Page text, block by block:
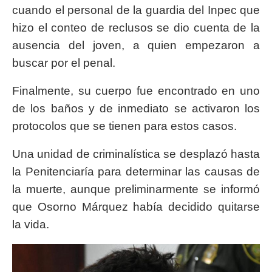
cuando el personal de la guardia del Inpec que
hizo el conteo de reclusos se dio cuenta de la
ausencia del joven, a quien empezaron a
buscar por el penal.
Finalmente, su cuerpo fue encontrado en uno
de los baños y de inmediato se activaron los
protocolos que se tienen para estos casos.
Una unidad de criminalística se desplazó hasta
la Penitenciaría para determinar las causas de
la muerte, aunque preliminarmente se informó
que Osorno Márquez había decidido quitarse
la vida.